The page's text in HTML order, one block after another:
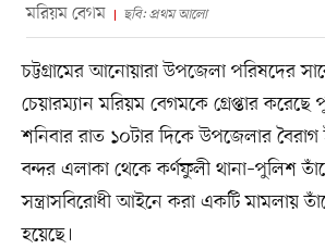
মরিয়ম বেগম ছবি: প্রথম আলো
চট্টগ্রামের আনোয়ারা উপজেলা পরিষদের
চেয়ারম্যান মরিয়ম বেগমকে গ্রেপ্তার
শনিবার রাত ১০টার দিকে উপজেলার
বন্দর এলাকা থেকে কর্ণফুলী থানা–পুলিশ
সন্ত্রাসবিরোধী আইনে করা একটি মামলায়
হয়েছে।